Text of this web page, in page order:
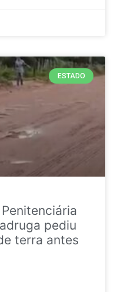
ESTADO
pediu
terra antes